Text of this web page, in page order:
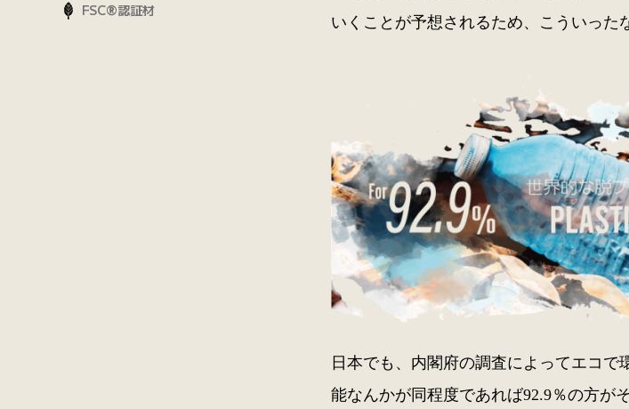
いくことが予想されるため、こういった
日本でも、内閣府の調査によってエコ
能なんかが同程度であれば92.9％の方が
FSC®認証材